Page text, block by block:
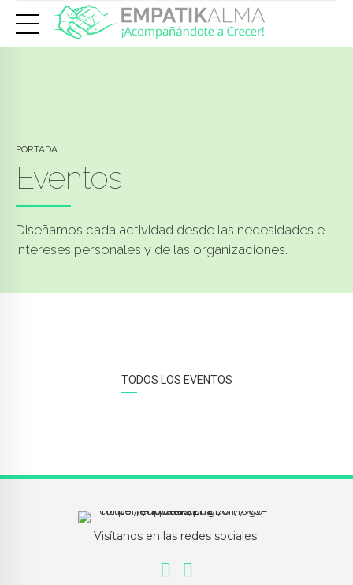
PORTADA
Eventos
Diseñamos cada actividad desde las necesidades e
intereses personales y de las organizaciones.
TODOS LOS EVENTOS
Visítanos en las redes sociales: